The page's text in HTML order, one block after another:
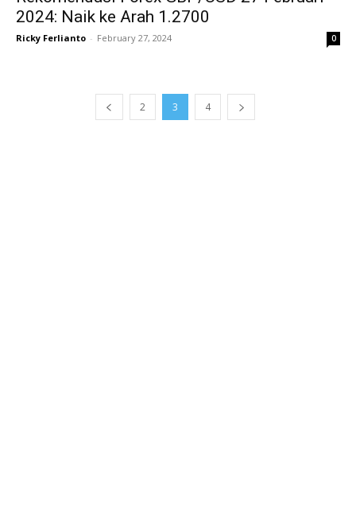
2024: Naik ke Arah 1.2700
Ricky Ferlianto - February 27, 2024 0
2 3 4